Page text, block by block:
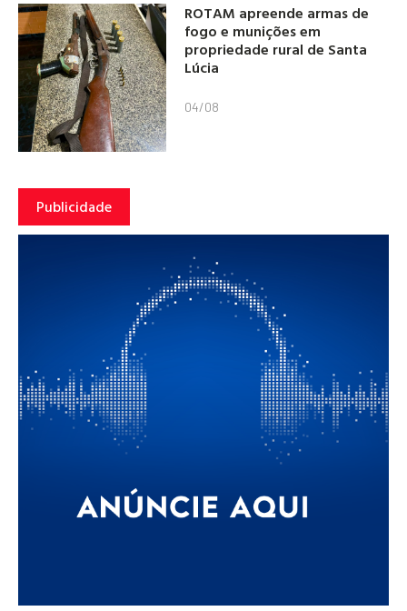
ROTAM apreende armas de
fogo e munições em
propriedade rural de Santa
Lúcia
04/08
Publicidade